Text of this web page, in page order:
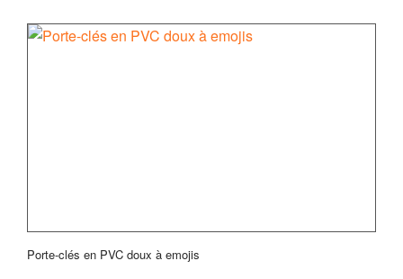
Porte-clés en PVC doux à emojis